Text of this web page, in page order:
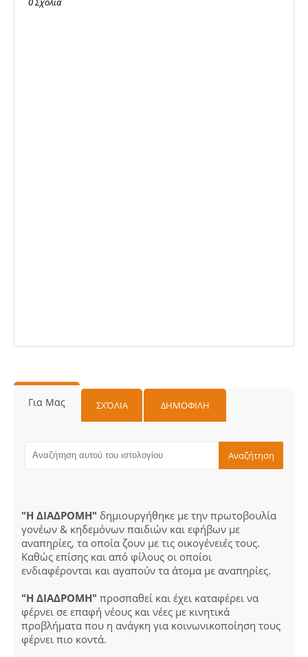
Για Μας ΣΧΌΛΙΑ ΔΗΜΟΦΙΛΗ
"Η ΔΙΑΔΡΟΜΗ" δημιουργήθηκε με την πρωτοβουλία
γονέων & κηδεμόνων παιδιών και εφήβων με
αναπηρίες, τα οποία ζουν με τις οικογένειές τους.
Καθώς επίσης και από φίλους οι οποίοι
ενδιαφέρονται και αγαπούν τα άτομα με αναπηρίες.
"Η ΔΙΑΔΡΟΜΗ" προσπαθεί και έχει καταφέρει να
φέρνει σε επαφή νέους και νέες με κινητικά
προβλήματα που η ανάγκη για κοινωνικοποίηση τους
φέρνει πιο κοντά.